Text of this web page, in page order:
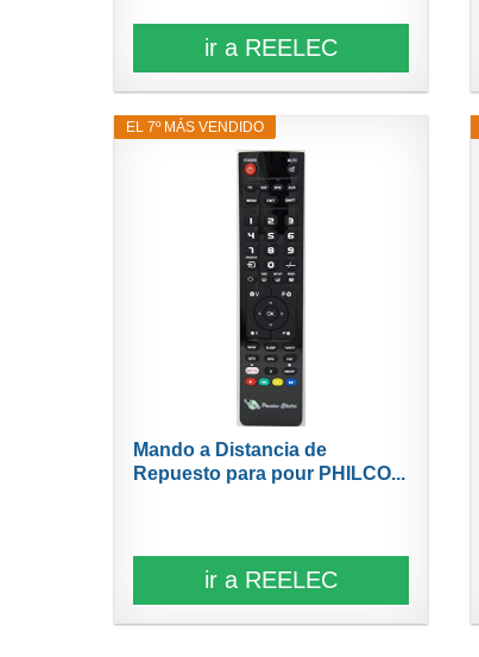
ir a REELEC
EL 7º MÁS VENDIDO
Mando a Distancia de
Repuesto para pour PHILCO...
ir a REELEC